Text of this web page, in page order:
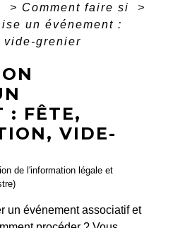
> Comment faire si
>
un événement :
vide-grenier
: FÊTE,
VIDE-
de l'information légale et
un événement associatif et